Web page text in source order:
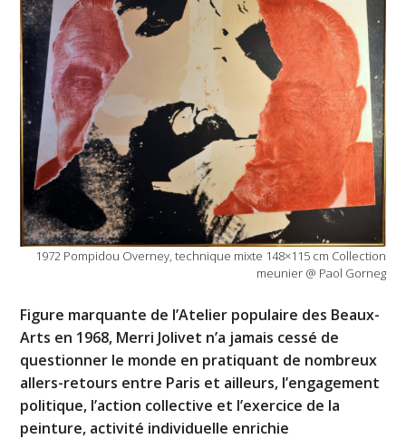
1972 Pompidou Overney, technique mixte 148×115 cm Collection
meunier @ Paol Gorneg
Figure marquante de l’Atelier populaire des Beaux-
Arts en 1968, Merri Jolivet n’a jamais cessé de
questionner le monde en pratiquant de nombreux
allers-retours entre Paris et ailleurs, l’engagement
politique, l’action collective et l’exercice de la
peinture, activité individuelle enrichie